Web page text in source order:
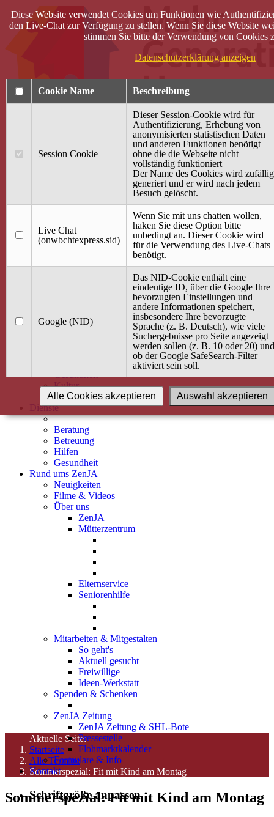
40 Jahre Mütterzentrum
Terminkalender
Gemeinsam aktiv
Gemeinsam unterwegs
wirFAIRändern
Angebot / Kurs suchen
Babybauch & Elternschaft
Gesundheit
Kultur
Alle Kurse
Dienste
Beratung
Betreuung
Hilfen
Gesundheit
Rund ums ZenJA
Neuigkeiten
Filme & Videos
Über uns
ZenJA
Mütterzentrum
Elternservice
Seniorenhilfe
Mitarbeiten & Mitgestalten
So geht's
Aktuell gesucht
Freiwillige
Ideen-Werkstatt
Spenden & Schenken
ZenJA Zeitung
ZenJA Zeitung & SHL-Bote
Pressestelle
Flohmarktkalender
Formulare & Info
Kontakt
Schriftgröße anpassen
Aktuelle Seite:
Startseite
Alle Termine
Sommerspezial: Fit mit Kind am Montag
Sommerspezial: Fit mit Kind am Montag
Diese Website verwendet Cookies um Funktionen wie
den Live-Chat zur Verfügung zu stellen. Wenn Sie diese Website
stimmen Sie bitte der Verwendung von Cookies
Datenschutzerklärung anzeigen
Cookie Name Beschreibung
Session Cookie
Dieser Session-Cookie wird für
Authentifizierung, Erhebung von
anonymisierten statistischen Daten
und anderen Funktionen benötigt
ohne die die Webseite nicht
vollständig funktioniert
Der Name des Cookies wird zufällig
generiert und er wird nach jedem
Besuch gelöscht.
Live Chat
(onwbchtexpress.sid)
Wenn Sie mit uns chatten wollen,
haken Sie diese Option bitte
unbedingt an. Dieser Cookie wird
für die Verwendung des Live-Chats
benötigt.
Google (NID)
Das NID-Cookie enthält eine
eindeutige ID, über die Google Ihre
bevorzugten Einstellungen und
andere Informationen speichert,
insbesondere Ihre bevorzugte
Sprache (z. B. Deutsch), wie viele
Suchergebnisse pro Seite angezeigt
werden sollen (z. B. 10 oder 20) und
ob der Google SafeSearch-Filter
aktiviert sein soll.
Auswahl akzeptieren
Alle Cookies akzeptieren